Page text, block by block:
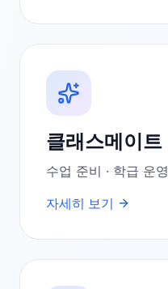
클래스메이트
수업 준비 · 학급 운영
자세히 보기